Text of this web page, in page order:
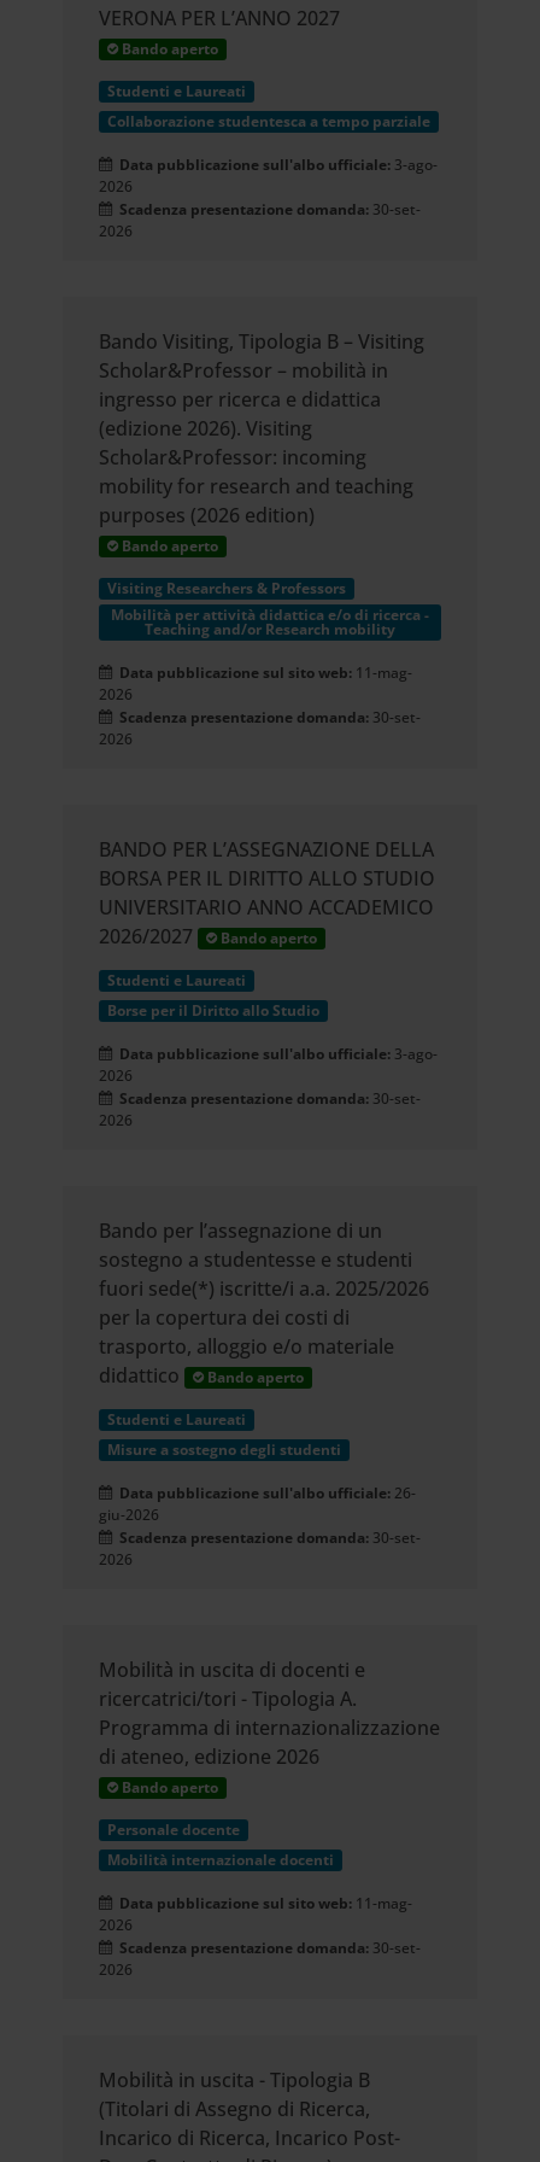
VERONA PER L’ANNO 2027
Bando aperto
Studenti e Laureati
Collaborazione studentesca a tempo parziale
Data pubblicazione sull'albo ufficiale: 3-ago-
2026
Scadenza presentazione domanda: 30-set-
2026
Bando Visiting, Tipologia B – Visiting
Scholar&Professor – mobilità in
ingresso per ricerca e didattica
(edizione 2026). Visiting
Scholar&Professor: incoming
mobility for research and teaching
purposes (2026 edition)
Bando aperto
Visiting Researchers & Professors
Mobilità per attività didattica e/o di ricerca -
Teaching and/or Research mobility
Data pubblicazione sul sito web: 11-mag-
2026
Scadenza presentazione domanda: 30-set-
2026
BANDO PER L’ASSEGNAZIONE DELLA
BORSA PER IL DIRITTO ALLO STUDIO
UNIVERSITARIO ANNO ACCADEMICO
2026/2027
Bando aperto
Studenti e Laureati
Borse per il Diritto allo Studio
Data pubblicazione sull'albo ufficiale: 3-ago-
2026
Scadenza presentazione domanda: 30-set-
2026
Bando per l’assegnazione di un
sostegno a studentesse e studenti
fuori sede(*) iscritte/i a.a. 2025/2026
per la copertura dei costi di
trasporto, alloggio e/o materiale
didattico
Bando aperto
Studenti e Laureati
Misure a sostegno degli studenti
Data pubblicazione sull'albo ufficiale: 26-
giu-2026
Scadenza presentazione domanda: 30-set-
2026
Mobilità in uscita di docenti e
ricercatrici/tori - Tipologia A.
Programma di internazionalizzazione
di ateneo, edizione 2026
Bando aperto
Personale docente
Mobilità internazionale docenti
Data pubblicazione sul sito web: 11-mag-
2026
Scadenza presentazione domanda: 30-set-
2026
Mobilità in uscita - Tipologia B
(Titolari di Assegno di Ricerca,
Incarico di Ricerca, Incarico Post-